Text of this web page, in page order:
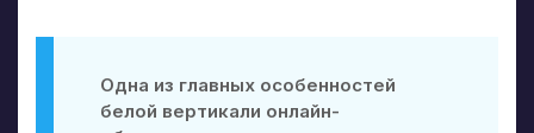
Одна из главных особенностей
белой вертикали онлайн-